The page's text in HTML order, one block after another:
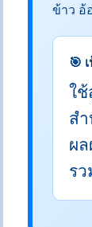
ข้าว อ้
🎯
ใ
ส
ผ
ร